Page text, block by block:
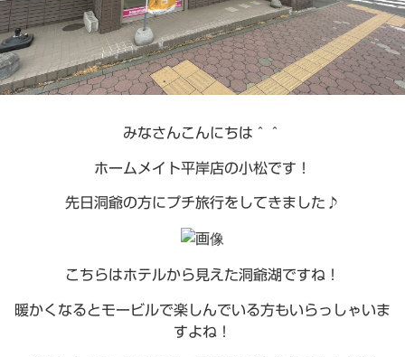
みなさんこんにちは＾＾
ホームメイト平岸店の小松です！
先日洞爺の方にプチ旅行をしてきました♪
こちらはホテルから見えた洞爺湖ですね！
暖かくなるとモービルで楽しんでいる方もいらっしゃいま
すよね！